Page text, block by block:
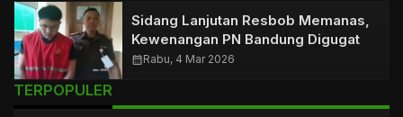
Sidang Lanjutan Resbob Memanas,
Kewenangan PN Bandung Digugat
calendar_monthRabu, 4 Mar 2026
TERPOPULER